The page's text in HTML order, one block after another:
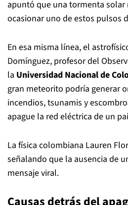
apuntó que una tormenta
ocasionar uno de estos pulsos
En esa misma línea, el
Domínguez, profesor del
la Universidad Nacional de
gran meteorito podría generar
incendios, tsunamis y
apague la red eléctrica de un
La física colombiana Lauren
señalando que la ausencia de
mensaje viral.